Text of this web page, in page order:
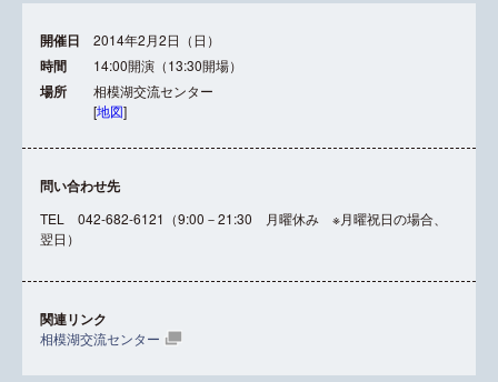
開催日 2014年2月2日（日）
時間 14:00開演（13:30開場）
場所
相模湖交流センター
[地図]
問い合わせ先
TEL 042-682-6121（9:00－21:30 月曜休み ※月曜祝日の場合、
翌日）
関連リンク
相模湖交流センター